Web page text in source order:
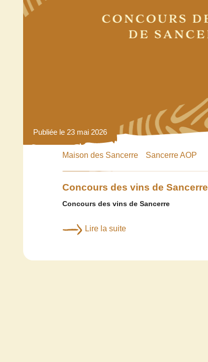
Publiée le 23 mai 2026
Maison des Sancerre Sancerre AOP
Concours des vins de Sancerre
Concours des vins de Sancerre
Lire la suite